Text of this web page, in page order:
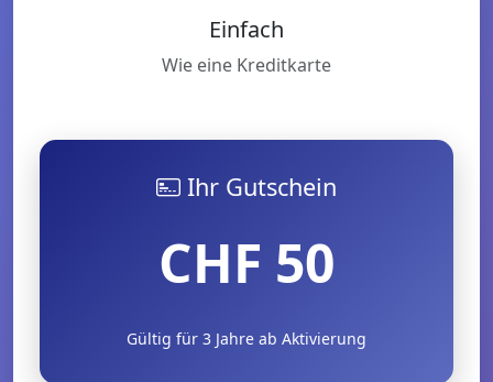
Einfach
Wie eine Kreditkarte
Ihr Gutschein
CHF 50
Gültig für 3 Jahre ab Aktivierung